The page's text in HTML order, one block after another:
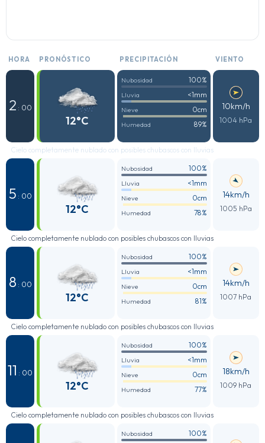
HORA PRONÓSTICO PRECIPITACIÓN VIENTO
2 : 00
12°C
Nubosidad 100%
Lluvia <1mm
Nieve 0cm
Humedad 89%
10km/h
1004 hPa
Cielo completamente nublado con posibles chubascos con lluvias
5 : 00
12°C
Nubosidad 100%
Lluvia <1mm
Nieve 0cm
Humedad 78%
14km/h
1005 hPa
Cielo completamente nublado con posibles chubascos con lluvias
8 : 00
12°C
Nubosidad 100%
Lluvia <1mm
Nieve 0cm
Humedad 81%
14km/h
1007 hPa
Cielo completamente nublado con posibles chubascos con lluvias
11 : 00
12°C
Nubosidad 100%
Lluvia <1mm
Nieve 0cm
Humedad 77%
18km/h
1009 hPa
Cielo completamente nublado con posibles chubascos con lluvias
Nubosidad 100%